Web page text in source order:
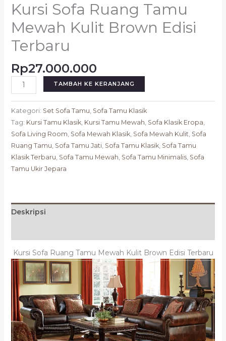
Kursi Sofa Ruang Tamu
Mewah Kulit Brown Edisi
Terbaru
Rp27.000.000
TAMBAH KE KERANJANG
Kategori: Set Sofa Tamu Sofa Tamu Klasik
Tag: Kursi Tamu Klasik, Kursi Tamu Mewah Sofa Klasik Eropa
Sofa Living Room Sofa Mewah Klasik, Sofa Mewah Kulit Sofa
Ruang Tamu Sofa Tamu Jati, Sofa Tamu Klasik, Sofa Tamu
Klasik Terbaru Sofa Tamu Mewah Sofa Tamu Minimalis, Sofa
Tamu Ukir Jepara
Deskripsi
Kursi Sofa Ruang Tamu Mewah Kulit Brown Edisi Terbaru